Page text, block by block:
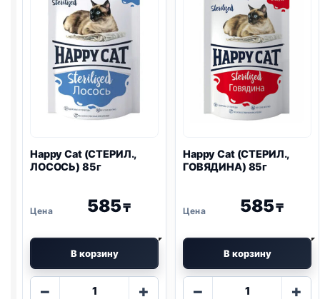
Happy Cat (СТЕРИЛ.,
ЛОСОСЬ) 85г
585₸
В корзину
−
Количество
+
Happy Cat (СТЕРИЛ.,
ГОВЯДИНА) 85г
585₸
В корзину
−
Количество
+